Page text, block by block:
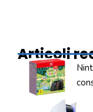
Articoli